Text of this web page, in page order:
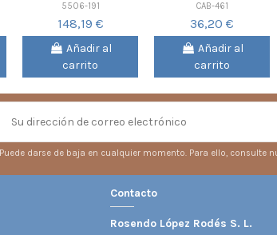
5506-191
148,19 €
Añadir al
carrito
CAB-461
36,20 €
Añadir al
carrito
Puede darse de baja en cualquier momento. Para ello, consulte
Contacto
Rosendo López Rodés S. L.